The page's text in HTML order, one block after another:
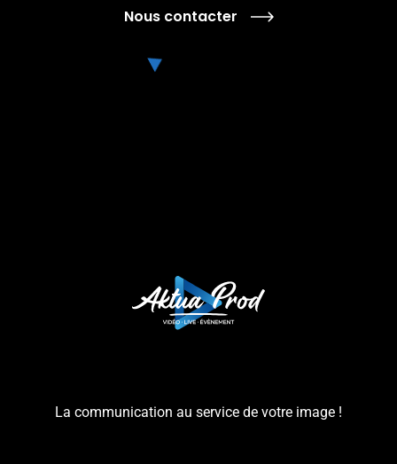
Nous contacter
La communication au service de votre image !